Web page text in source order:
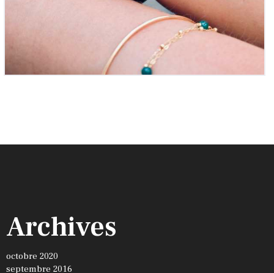
Archives
octobre 2020
septembre 2016